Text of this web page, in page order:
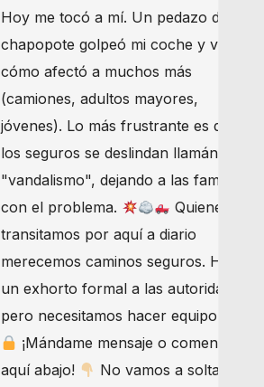
Hoy me tocó a mí. Un pedazo de
chapopote golpeó mi coche y vi
cómo afectó a muchos más
(camiones, adultos mayores,
jóvenes). Lo más frustrante es que
los seguros se deslindan llamándolo
"vandalismo", dejando a las familias
con el problema.
Quienes
transitamos por aquí a diario
merecemos caminos seguros. Haré
un exhorto formal a las autoridades,
pero necesitamos hacer equipo.
¡Mándame mensaje o comenta
aquí abajo!
No vamos a soltar